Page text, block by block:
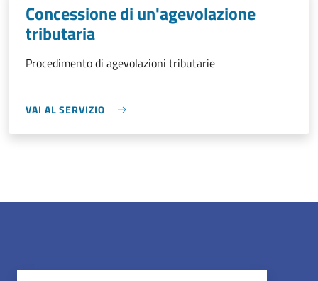
Concessione di un'agevolazione
tributaria
Procedimento di agevolazioni tributarie
VAI AL SERVIZIO